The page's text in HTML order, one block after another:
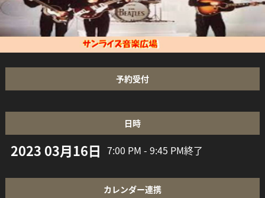
予約受付
日時
2023 03月16日 7:00 PM - 9:45 PM終了
カレンダー連携